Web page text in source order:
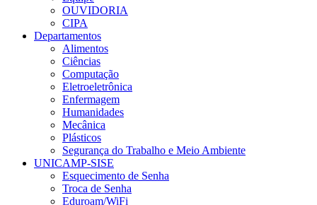
OUVIDORIA
CIPA
Departamentos
Alimentos
Ciências
Computação
Eletroeletrônica
Enfermagem
Humanidades
Mecânica
Plásticos
Segurança do Trabalho e Meio Ambiente
UNICAMP-SISE
Esquecimento de Senha
Troca de Senha
Eduroam/WiFi